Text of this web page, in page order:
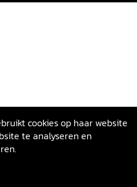
cookies op haar website
te analyseren en